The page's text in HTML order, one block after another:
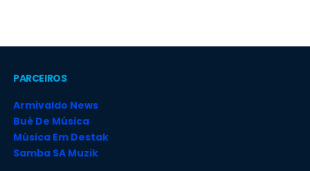
PARCEIROS
Armivaldo News
Bué De Música
Música Em Destak
Samba SA Muzik